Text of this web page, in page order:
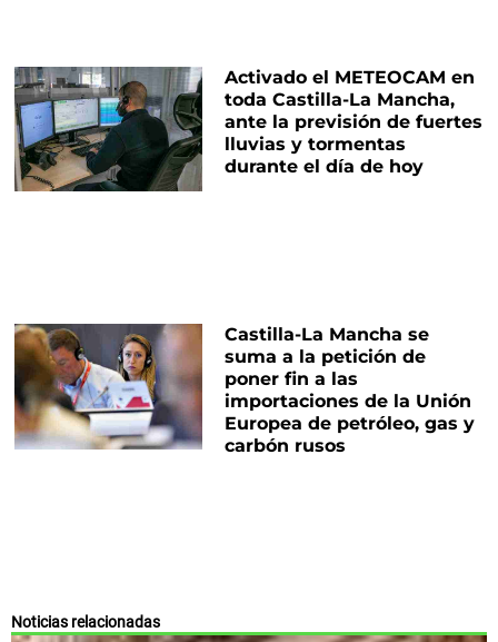
Activado el METEOCAM en
toda Castilla-La Mancha,
ante la previsión de fuertes
lluvias y tormentas
durante el día de hoy
Castilla-La Mancha se
suma a la petición de
poner fin a las
importaciones de la Unión
Europea de petróleo, gas y
carbón rusos
Noticias relacionadas